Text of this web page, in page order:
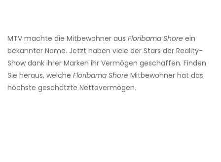
MTV machte die Mitbewohner aus Floribama Shore ein
bekannter Name. Jetzt haben viele der Stars der Reality-
Show dank ihrer Marken ihr Vermögen geschaffen. Finden
Sie heraus, welche Floribama Shore Mitbewohner hat das
höchste geschätzte Nettovermögen.